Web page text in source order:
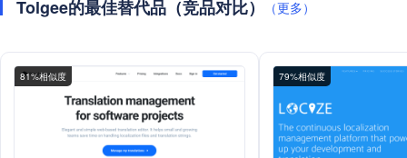
Tolgee的最佳替代品（竞品对比） （更多）
81%相似度 79%相似度